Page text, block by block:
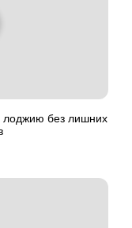
лоджию без лишних